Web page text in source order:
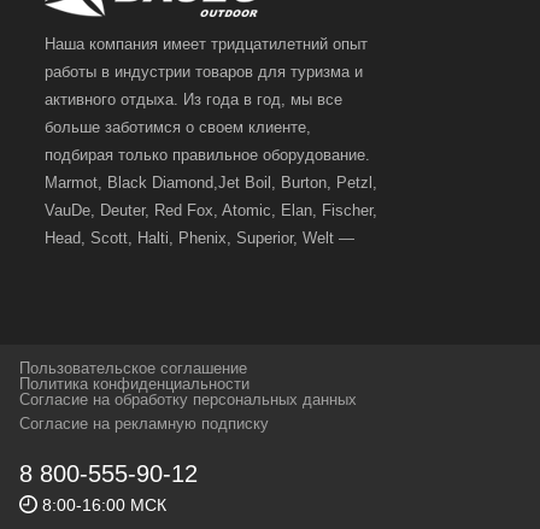
Наша компания имеет тридцатилетний опыт
работы в индустрии товаров для туризма и
активного отдыха. Из года в год, мы все
больше заботимся о своем клиенте,
подбирая только правильное оборудование.
Marmot, Black Diamond,Jet Boil, Burton, Petzl,
VauDe, Deuter, Red Fox, Atomic, Elan, Fischer,
Head, Scott, Halti, Phenix, Superior, Welt —
и взыскательных путешественников,
спортсменов и отдыхающих.
Геннадьевич
ИНН 590300057023 ОГРН 304590319000121
Пользовательское соглашение
Политика конфиденциальности
Согласие на обработку персональных данных
Согласие на рекламную подписку
8 800-555-90-12
8:00-16:00 МСК